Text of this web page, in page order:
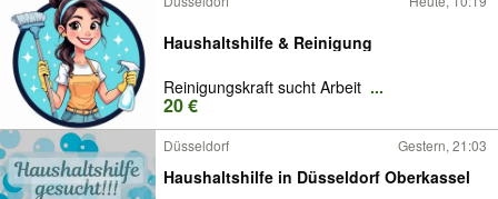
Haushaltshilfe & Reinigung
Reinigungskraft sucht Arbeit ...
20 €
Düsseldorf Gestern, 21:03
Haushaltshilfe in Düsseldorf Oberkassel